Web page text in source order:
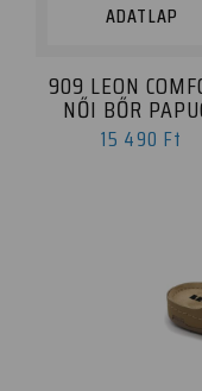
ADATLAP
909 LEON
NŐI BŐR
15 490 Ft